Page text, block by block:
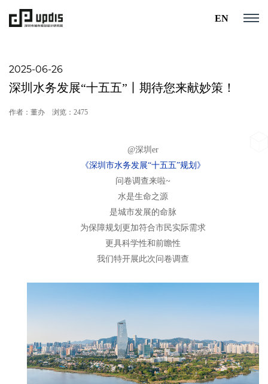
EN
2025-06-26
深圳水务发展“十五五”丨期待您来献妙策！
作者：董办 浏览：2475
@深圳er
《深圳市水务发展“十五五”规划》
问卷调查来啦~
水是生命之源
是城市发展的命脉
为保障规划更加符合市民实际需求
更具科学性和前瞻性
我们特开展此次问卷调查